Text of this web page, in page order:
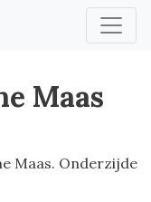
Maas
Maas. Onderzijde